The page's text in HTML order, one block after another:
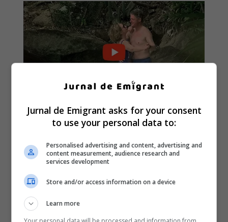
Jurnal de Emigrant asks for your consent
to use your personal data to:
Personalised advertising and content, advertising and
content measurement, audience research and
services development
Store and/or access information on a device
Learn more